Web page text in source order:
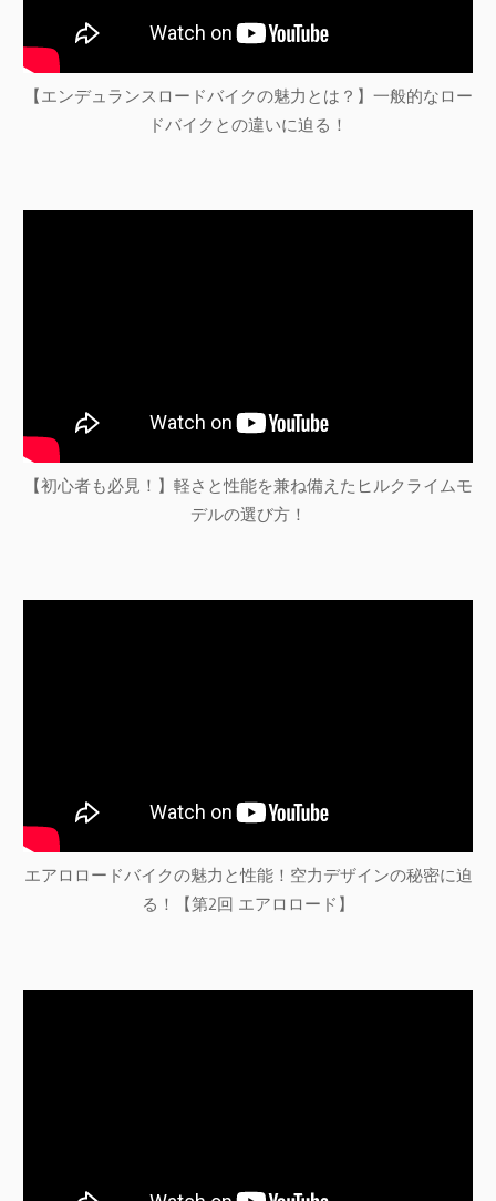
【エンデュランスロードバイクの魅力とは？】一般的なロー
ドバイクとの違いに迫る！
【初心者も必見！】軽さと性能を兼ね備えたヒルクライムモ
デルの選び方！
エアロロードバイクの魅力と性能！空力デザインの秘密に迫
る！【第2回 エアロロード】